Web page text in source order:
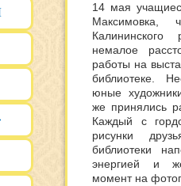
14 мая
Максимовка,
немалое
работы на
библиотеке.
юные
же принялись
Каждый с
рисунки
библиотеки
энергией и
момент на